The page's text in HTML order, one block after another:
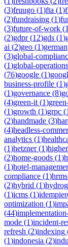
(3)fruugo (1)fta (1)
(2)fundraising (1)
(3)future-of-work (1
(2)gdpr(12)gds (1)
ai (2)geo (1)
(3)global-
(1)global-operations
(76)google (1)
business-profile (1)
(1)governance (8)
(4)green-it (1)
(1)growth (1)grpc (1
(2)handmade (3)
(4)headless-
analytics (1)
(1)hetzner(1)
(2)home-goods (1)
(1)hotel-
compliance (1)hrms
(2)hybrid (1)
(1)icms (1)
optimization (1)
(44)
mode (1)incident-
refresh (2)indexing
(1)indonesia (2)